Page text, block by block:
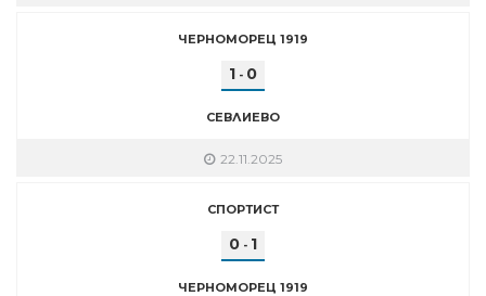
ЧЕРНОМОРЕЦ 1919
1 - 0
СЕВЛИЕВО
22.11.2025
СПОРТИСТ
0 - 1
ЧЕРНОМОРЕЦ 1919